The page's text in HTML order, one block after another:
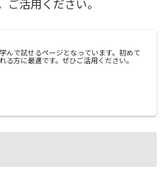
活用ください。
んで試せるページとなっています。初めて
る方に最適です。ぜひご活用ください。